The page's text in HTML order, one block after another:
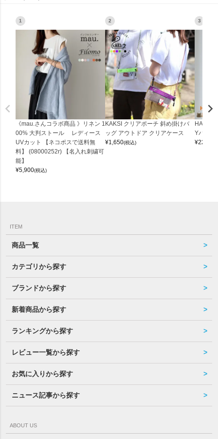
1
《mau.さんコラボ商品 》リネン 1
00% 大判ストール レディース
UVカット 【ネコポスで送料無
料】 (08000252r) 【名入れ刺繍可
能】
¥5,900(税込)
2
KAKSI クリアポーチ 斜め掛けバ
ッグ アウトドア クリアケース
¥1,650(税込)
3
Yバッグ
¥22,000
ITEM
商品一覧
カテゴリから探す
ブランドから探す
新着商品から探す
ランキングから探す
レビュー一覧から探す
お気に入りから探す
ニュース記事から探す
ABOUT US